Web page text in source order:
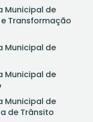
Municipal de
Transformação
Municipal de
Municipal de
Municipal de
de Trânsito